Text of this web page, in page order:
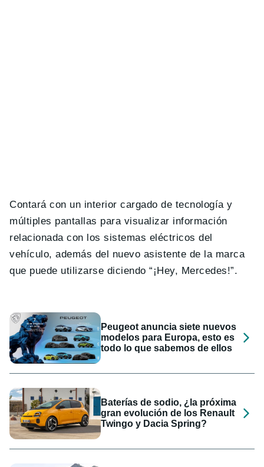
Contará con un interior cargado de tecnología y
múltiples pantallas para visualizar información
relacionada con los sistemas eléctricos del
vehículo, además del nuevo asistente de la marca
que puede utilizarse diciendo “¡Hey, Mercedes!”.
Peugeot anuncia siete nuevos
modelos para Europa, esto es
todo lo que sabemos de ellos
Baterías de sodio, ¿la próxima
gran evolución de los Renault
Twingo y Dacia Spring?